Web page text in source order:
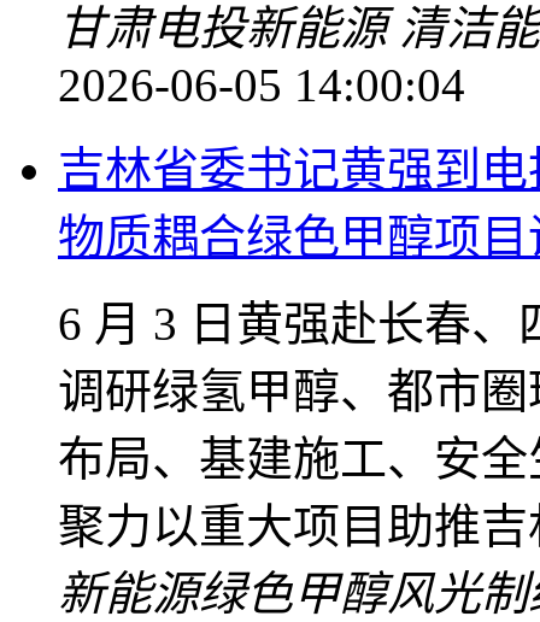
甘肃电投新能源清洁
2026-06-05 14:00:04
吉林省委书记黄强到
物质耦合绿色甲醇项目
6 月 3 日黄强赴长春
调研绿氢甲醇、都市
布局、基建施工、安
聚力以重大项目助推
新能源绿色甲醇风光制